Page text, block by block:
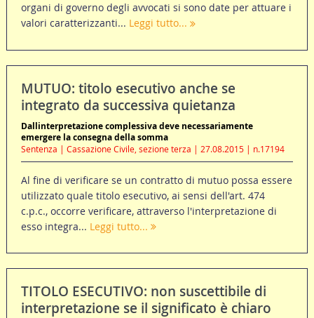
organi di governo degli avvocati si sono date per attuare i
valori caratterizzanti... Leggi tutto...
MUTUO: titolo esecutivo anche se
integrato da successiva quietanza
Dallinterpretazione complessiva deve necessariamente
emergere la consegna della somma
Sentenza | Cassazione Civile, sezione terza | 27.08.2015 | n.17194
Al fine di verificare se un contratto di mutuo possa essere
utilizzato quale titolo esecutivo, ai sensi dell'art. 474
c.p.c., occorre verificare, attraverso l'interpretazione di
esso integra... Leggi tutto...
TITOLO ESECUTIVO: non suscettibile di
interpretazione se il significato è chiaro